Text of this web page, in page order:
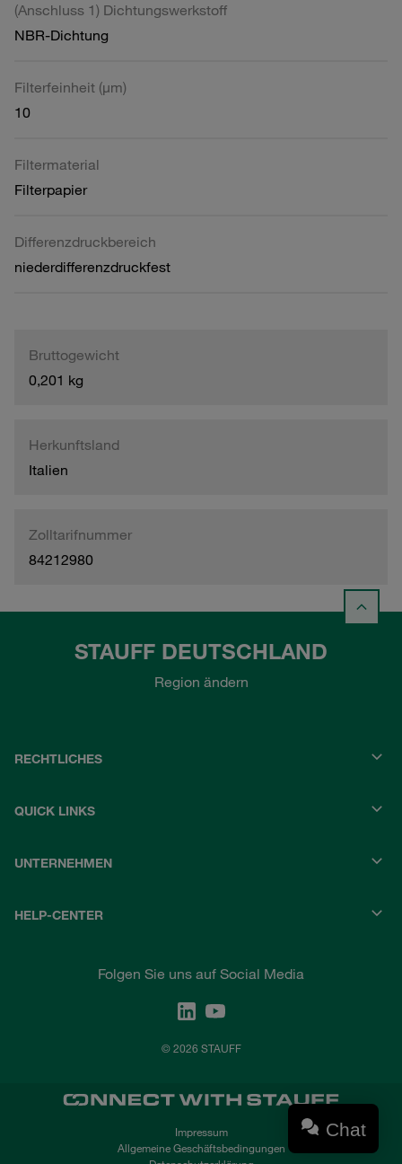
(Anschluss 1) Dichtungswerkstoff
NBR-Dichtung
Filterfeinheit (µm)
10
Filtermaterial
Filterpapier
Differenzdruckbereich
niederdifferenzdruckfest
Bruttogewicht
0,201 kg
Herkunftsland
Italien
Zolltarifnummer
84212980
STAUFF DEUTSCHLAND
Region ändern
RECHTLICHES
QUICK LINKS
UNTERNEHMEN
HELP-CENTER
Folgen Sie uns auf Social Media
© 2026 STAUFF
Impressum
Allgemeine Geschäftsbedingungen
Chat